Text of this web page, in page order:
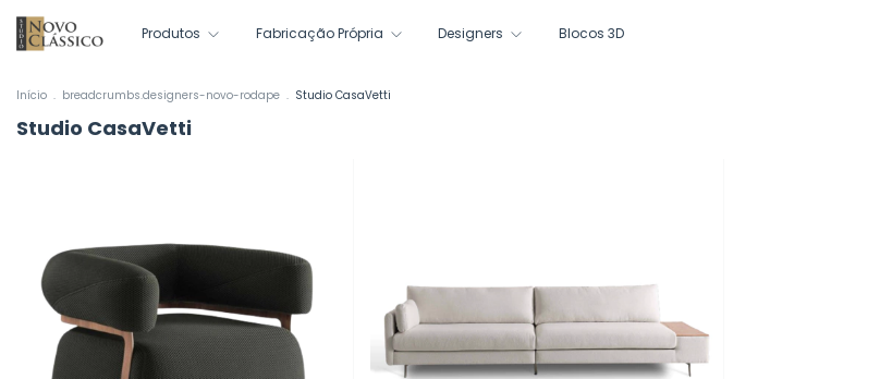
Produtos Fabricação Própria Designers Blocos 3D
Início . breadcrumbs.designers-novo-rodape . Studio CasaVetti
Studio CasaVetti